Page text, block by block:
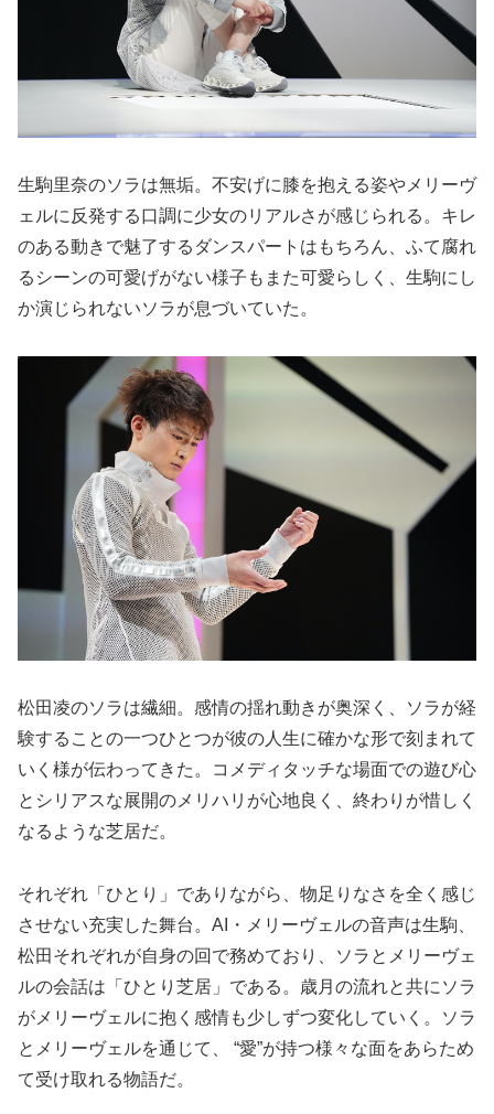
生駒里奈のソラは無垢。不安げに膝を抱える姿やメリーヴ
ェルに反発する口調に少女のリアルさが感じられる。キレ
のある動きで魅了するダンスパートはもちろん、ふて腐れ
るシーンの可愛げがない様子もまた可愛らしく、生駒にし
か演じられないソラが息づいていた。
松田凌のソラは繊細。感情の揺れ動きが奥深く、ソラが経
験することの一つひとつが彼の人生に確かな形で刻まれて
いく様が伝わってきた。コメディタッチな場面での遊び心
とシリアスな展開のメリハリが心地良く、終わりが惜しく
なるような芝居だ。
それぞれ「ひとり」でありながら、物足りなさを全く感じ
させない充実した舞台。AI・メリーヴェルの音声は生駒、
松田それぞれが自身の回で務めており、ソラとメリーヴェ
ルの会話は「ひとり芝居」である。歳月の流れと共にソラ
がメリーヴェルに抱く感情も少しずつ変化していく。ソラ
とメリーヴェルを通じて、 “愛”が持つ様々な面をあらため
て受け取れる物語だ。